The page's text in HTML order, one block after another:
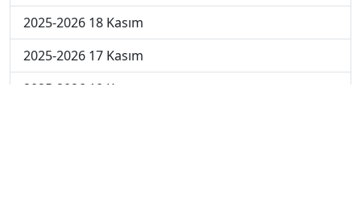
2025-2026 18 Kasım
2025-2026 17 Kasım
2025-2026 10 Kasım